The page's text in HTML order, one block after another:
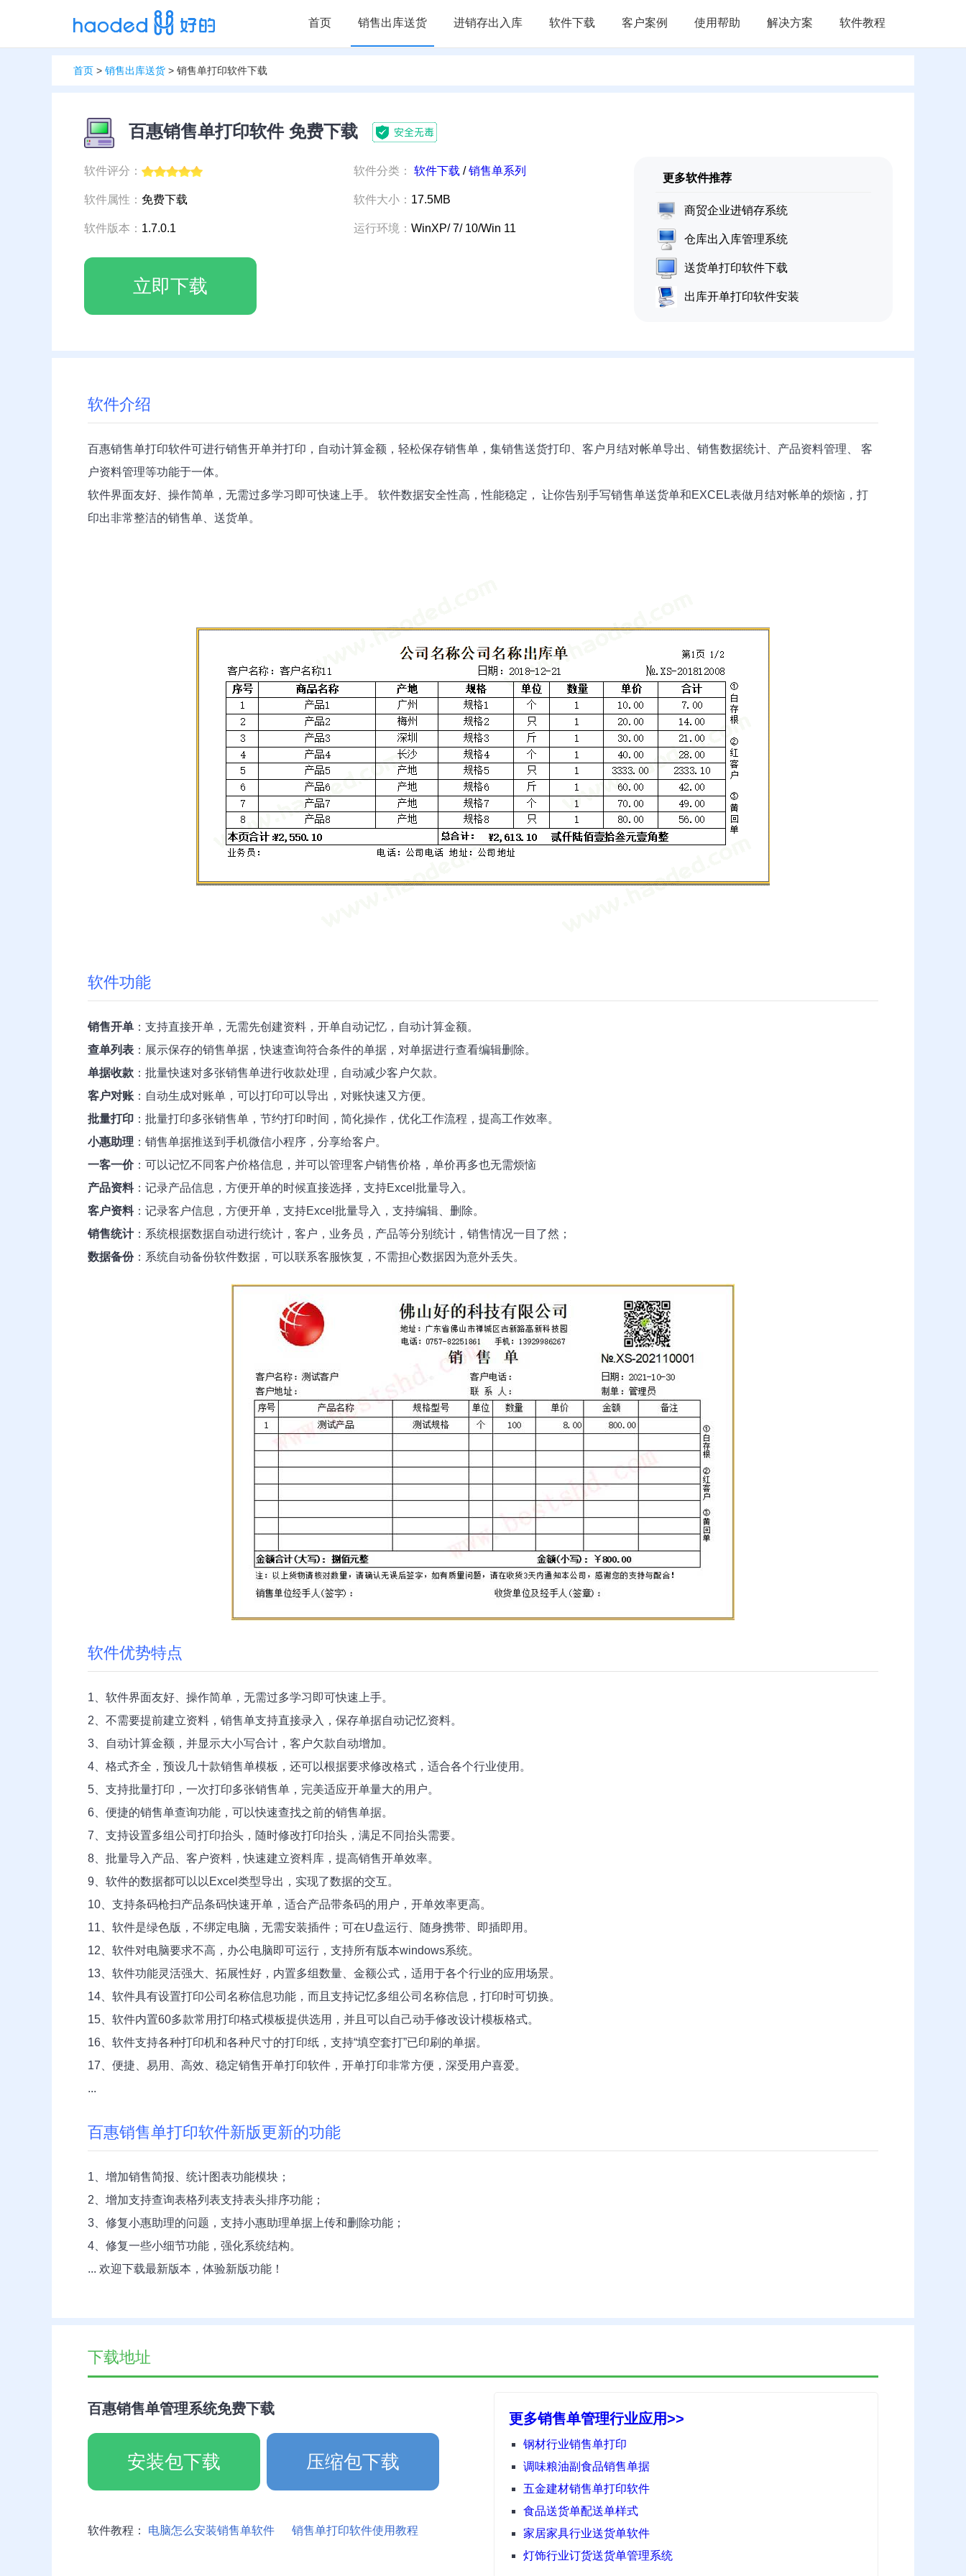
首页 销售出库送货 进销存出入库 软件下载 客户案例 使用帮助 解决方案 软件教程
首页 > 销售出库送货 > 销售单打印软件下载
百惠销售单打印软件 免费下载
软件评分：
软件属性： 免费下载
软件版本： 1.7.0.1
软件分类： 软件下载 /销售单系列
软件大小： 17.5MB
运行环境： WinXP/ 7/ 10/Win 11
立即下载
更多软件推荐
商贸企业进销存系统
仓库出入库管理系统
送货单打印软件下载
出库开单打印软件安装
软件介绍
百惠销售单打印软件可进行销售开单并打印，自动计算金额，轻松保存销售单，集销售送货打印、客户月结对帐单导出、销售数据统计、产品资料管理、 客
户资料管理等功能于一体。
软件界面友好、操作简单，无需过多学习即可快速上手。 软件数据安全性高，性能稳定， 让你告别手写销售单送货单和EXCEL表做月结对帐单的烦恼，打
印出非常整洁的销售单、送货单。
软件功能
销售开单 ：支持直接开单，无需先创建资料，开单自动记忆，自动计算金额。
查单列表 ：展示保存的销售单据，快速查询符合条件的单据，对单据进行查看编辑删除。
单据收款 ：批量快速对多张销售单进行收款处理，自动减少客户欠款。
客户对账 ：自动生成对账单，可以打印可以导出，对账快速又方便。
批量打印 ：批量打印多张销售单，节约打印时间，简化操作，优化工作流程，提高工作效率。
小惠助理 ：销售单据推送到手机微信小程序，分享给客户。
一客一价：可以记忆不同客户价格信息，并可以管理客户销售价格，单价再多也无需烦恼
产品资料：记录产品信息，方便开单的时候直接选择，支持Excel批量导入。
客户资料：记录客户信息，方便开单，支持Excel批量导入，支持编辑、删除。
销售统计：系统根据数据自动进行统计，客户，业务员，产品等分别统计，销售情况一目了然；
数据备份：系统自动备份软件数据，可以联系客服恢复，不需担心数据因为意外丢失。
软件优势特点
1、软件界面友好、操作简单，无需过多学习即可快速上手。
2、不需要提前建立资料，销售单支持直接录入，保存单据自动记忆资料。
3、自动计算金额，并显示大小写合计，客户欠款自动增加。
4、格式齐全，预设几十款销售单模板，还可以根据要求修改格式，适合各个行业使用。
5、支持批量打印，一次打印多张销售单，完美适应开单量大的用户。
6、便捷的销售单查询功能，可以快速查找之前的销售单据。
7、支持设置多组公司打印抬头，随时修改打印抬头，满足不同抬头需要。
8、批量导入产品、客户资料，快速建立资料库，提高销售开单效率。
9、软件的数据都可以以Excel类型导出，实现了数据的交互。
10、支持条码枪扫产品条码快速开单，适合产品带条码的用户，开单效率更高。
11、软件是绿色版，不绑定电脑，无需安装插件；可在U盘运行、随身携带、即插即用。
12、软件对电脑要求不高，办公电脑即可运行，支持所有版本windows系统。
13、软件功能灵活强大、拓展性好，内置多组数量、金额公式，适用于各个行业的应用场景。
14、软件具有设置打印公司名称信息功能，而且支持记忆多组公司名称信息，打印时可切换。
15、软件内置60多款常用打印格式模板提供选用，并且可以自己动手修改设计模板格式。
16、软件支持各种打印机和各种尺寸的打印纸，支持“填空套打”已印刷的单据。
17、便捷、易用、高效、稳定销售开单打印软件，开单打印非常方便，深受用户喜爱。
...
百惠销售单打印软件新版更新的功能
1、增加销售简报、统计图表功能模块；
2、增加支持查询表格列表支持表头排序功能；
3、修复小惠助理的问题，支持小惠助理单据上传和删除功能；
4、修复一些小细节功能，强化系统结构。
... 欢迎下载最新版本，体验新版功能！
下载地址
百惠销售单管理系统免费下载
安装包下载 压缩包下载
软件教程： 电脑怎么安装销售单软件 销售单打印软件使用教程
更多销售单管理行业应用>>
钢材行业销售单打印
调味粮油副食品销售单据
五金建材销售单打印软件
食品送货单配送单样式
家居家具行业送货单软件
灯饰行业订货送货单管理系统